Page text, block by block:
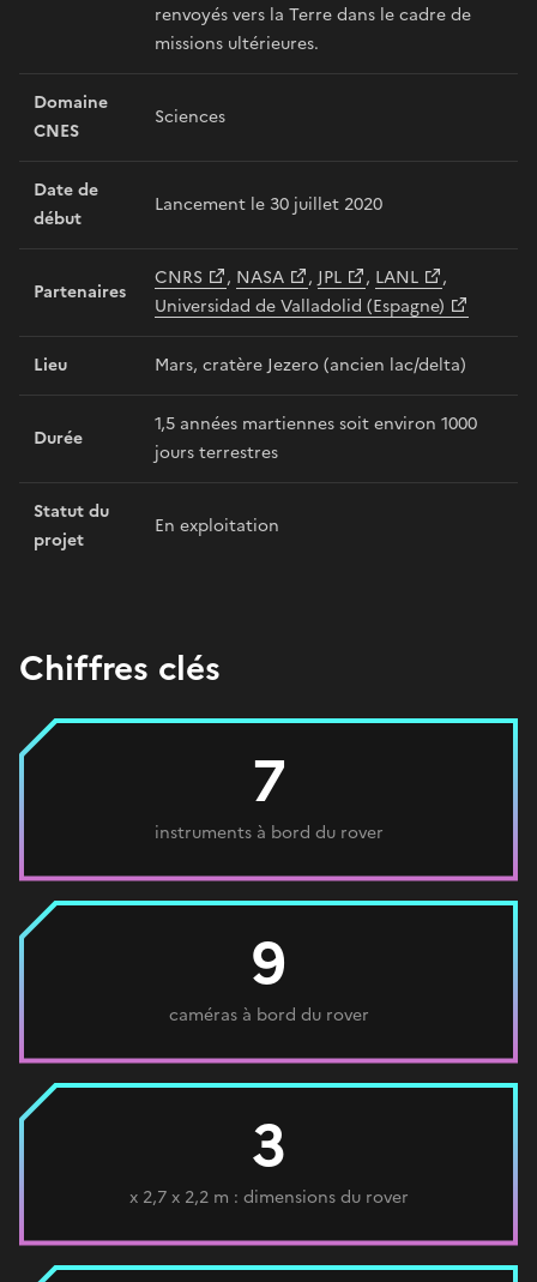
renvoyés vers la Terre dans le cadre de
missions ultérieures.
Domaine
CNES
Sciences
Date de
début
Lancement le 30 juillet 2020
Partenaires
CNRS , NASA , JPL , LANL
,
Universidad de Valladolid (Espagne)
Lieu Mars, cratère Jezero (ancien lac/delta)
Durée
1,5 années martiennes soit environ 1000
jours terrestres
Statut du
projet
En exploitation
Chiffres clés
7
instruments à bord du rover
9
caméras à bord du rover
3
x 2,7 x 2,2 m : dimensions du rover